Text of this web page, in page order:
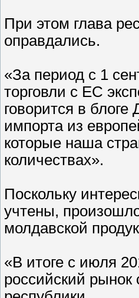
При этом глава
оправдались.
«За период с 1
торговли с ЕС
говорится в
импорта из
которые наша
количествах».
Поскольку
учтены,
молдавской
«В итоге с июля
российский